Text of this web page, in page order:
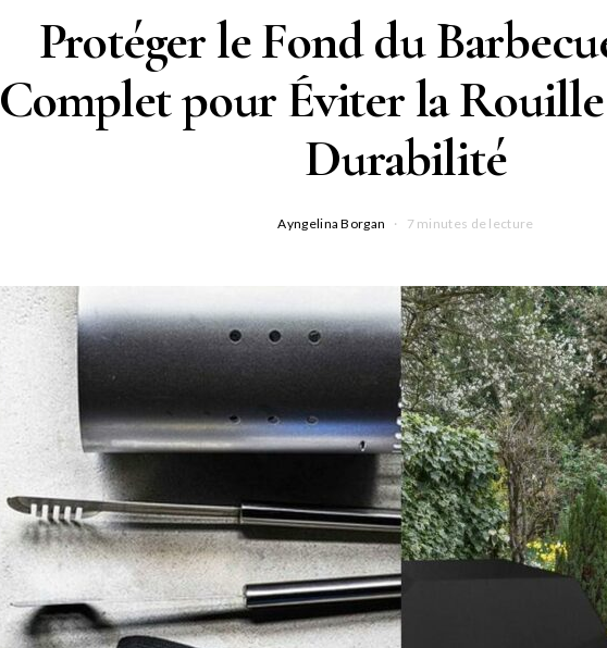
Protéger le Fond du
Complet pour Éviter la
Durabilité
Ayngelina Borgan 7 minutes de lecture